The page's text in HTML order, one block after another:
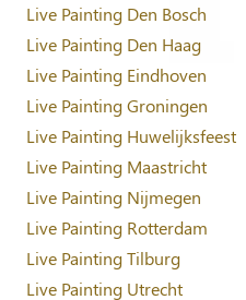
Live Painting Den Bosch
Live Painting Den Haag
Live Painting Eindhoven
Live Painting Groningen
Live Painting Huwelijksfeest
Live Painting Maastricht
Live Painting Nijmegen
Live Painting Rotterdam
Live Painting Tilburg
Live Painting Utrecht